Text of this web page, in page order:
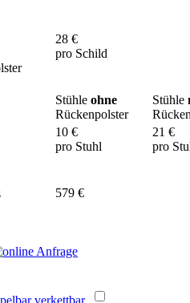
28 €
pro Schild
Stühle ohne
Rückenpolster
Stühle
10 €
pro Stuhl
21 €
pro
579 €